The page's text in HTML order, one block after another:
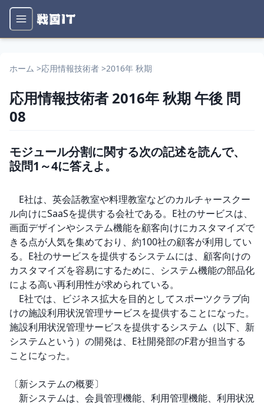
ホーム >応用情報技術者 >2016年 秋期
応用情報技術者 2016年 秋期午後 問
08
モジュール分割に関する次の記述を読んで、
設問1～4に答えよ。
E社は、英会話教室や料理教室などのカルチャースクー
ル向けにSaaSを提供する会社である。E社のサービスは、
画面デザインやシステム機能を顧客向けにカスタマイズで
きる点が人気を集めており、約100社の顧客が利用してい
る。E社のサービスを提供するシステムには、顧客向けの
カスタマイズを容易にするために、システム機能の部品化
による高い再利用性が求められている。
E社では、ビジネス拡大を目的としてスポーツクラブ向
けの施設利用状況管理サービスを提供することになった。
施設利用状況管理サービスを提供するシステム（以下、新
システムという）の開発は、E社開発部のF君が担当する
ことになった。
〔新システムの概要〕
新システムは、会員管理機能、利用管理機能、利用状況